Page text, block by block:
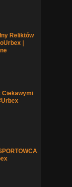
Reliktów
|
Ciekawymi